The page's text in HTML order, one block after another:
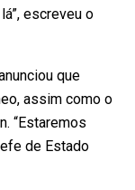
escreveu o
que
assim como o
“Estaremos
de Estado